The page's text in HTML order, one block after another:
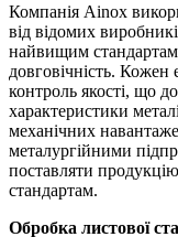
Компанія Ainox
від відомих
найвищим стандартам,
довговічність.
контроль якості, що
характеристики
механічних
металургійними
поставляти
стандартам.
Обробка листової